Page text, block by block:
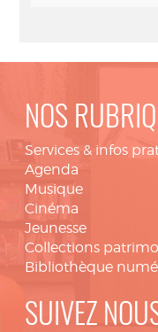
NOS
Services & infos
Agenda
Musique
Cinéma
Jeunesse
Collections
Bibliothèque
SUIVEZ